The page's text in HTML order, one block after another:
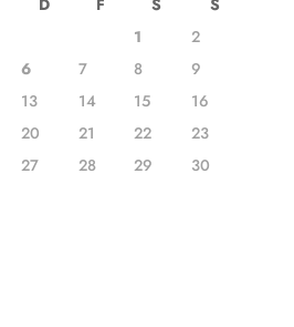
1
2
6 7 8
9
13 14 15
16
20 21 22
23
27 28 29
30